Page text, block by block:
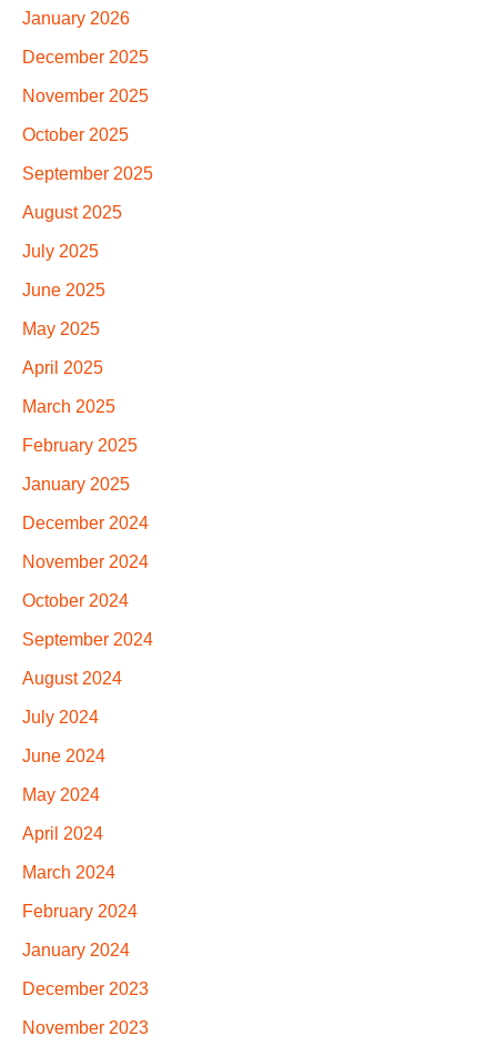
January 2026
December 2025
November 2025
October 2025
September 2025
August 2025
July 2025
June 2025
May 2025
April 2025
March 2025
February 2025
January 2025
December 2024
November 2024
October 2024
September 2024
August 2024
July 2024
June 2024
May 2024
April 2024
March 2024
February 2024
January 2024
December 2023
November 2023